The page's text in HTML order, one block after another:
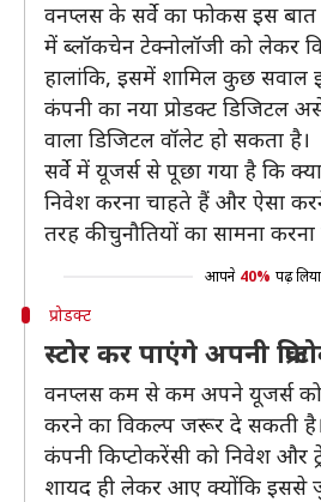
वनप्लस के सर्वे का फोकस इस
में ब्लॉकचेन टेक्नोलॉजी को लेकर
हालांकि, इसमें शामिल कुछ सवाल
कंपनी का नया प्रोडक्ट डिजिटल
वाला डिजिटल वॉलेट हो सकता है।
सर्वे में यूजर्स से पूछा गया है कि क्या
निवेश करना चाहते हैं और ऐसा
तरह की चुनौतियों का सामना
आपने 40% पढ़
प्रोडक्ट
स्टोर कर पाएंगे अपनी
वनप्लस कम से कम अपने यूजर्स को
करने का विकल्प जरूर दे सकती है।
कंपनी किप्टोकरेंसी को निवेश और
शायद ही लेकर आए क्योंकि इससे